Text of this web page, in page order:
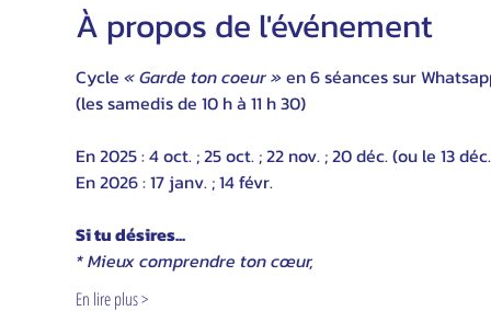
À propos de l'événement
Cycle « Garde ton coeur » en 6 séances sur
(les samedis de 10 h à 11 h 30)
En 2025 : 4 oct. ; 25 oct. ; 22 nov. ; 20 déc. (ou le 13
En 2026 : 17 janv. ; 14 févr.
Si tu désires...
* Mieux comprendre ton cœur,
En lire plus >